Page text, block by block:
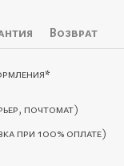
лак - 5-30 секунд,
длина волны:
до 50 000 часов;
Возврат
*
почтомат)
при 100% оплате)